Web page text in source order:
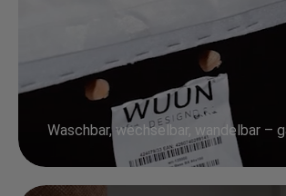
Waschbar, wechselbar, wandelbar –